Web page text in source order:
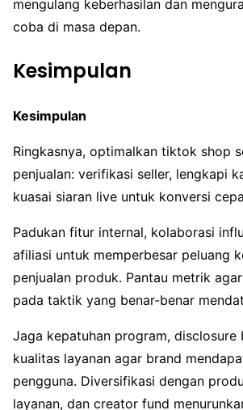
mengulang keberhasilan dan
coba di masa depan.
Kesimpulan
Kesimpulan
Ringkasnya, optimalkan tiktok shop
penjualan: verifikasi seller, lengkapi
kuasai siaran live untuk konversi
Padukan fitur internal, kolaborasi
afiliasi untuk memperbesar peluang
penjualan produk. Pantau metrik
pada taktik yang benar-benar
Jaga kepatuhan program, disclosure
kualitas layanan agar brand
pengguna. Diversifikasi dengan
layanan, dan creator fund